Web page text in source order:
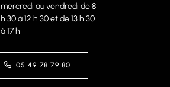
mercredi au vendredi de 8
h 30 à 12 h 30 et de 13 h 30
à 17 h
05 49 78 79 80